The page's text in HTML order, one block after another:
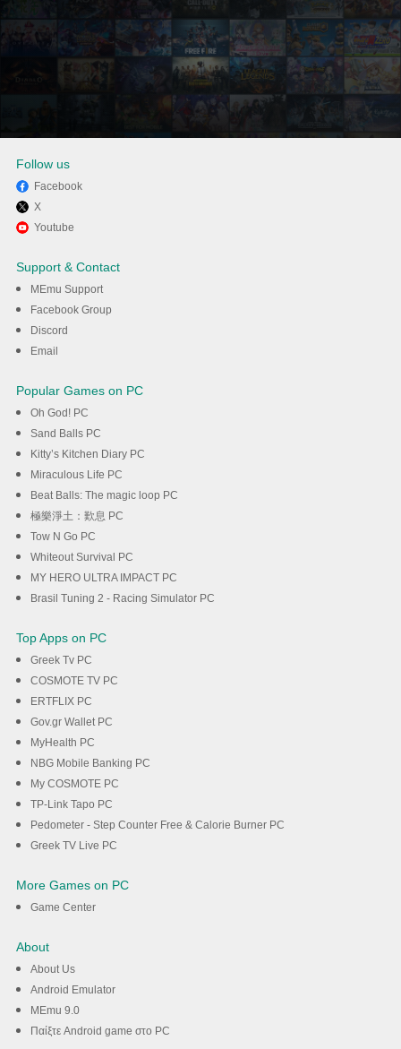
Enjoy playing Red Dead
Redemption NETFLIX on PC
Follow us
Facebook
X
Youtube
Support & Contact
MEmu Support
Facebook Group
Discord
Email
Popular Games on PC
Oh God! PC
Sand Balls PC
Kitty’s Kitchen Diary PC
Miraculous Life PC
Beat Balls: The magic loop PC
極樂淨土：歎息 PC
Tow N Go PC
Whiteout Survival PC
MY HERO ULTRA IMPACT PC
Brasil Tuning 2 - Racing Simulator PC
Top Apps on PC
Greek Tv PC
COSMOTE TV PC
ERTFLIX PC
Gov.gr Wallet PC
MyHealth PC
NBG Mobile Banking PC
My COSMOTE PC
TP-Link Tapo PC
Pedometer - Step Counter Free & Calorie Burner PC
Greek TV Live PC
More Games on PC
Game Center
About
About Us
Android Emulator
MEmu 9.0
Παίξτε Android game στο PC